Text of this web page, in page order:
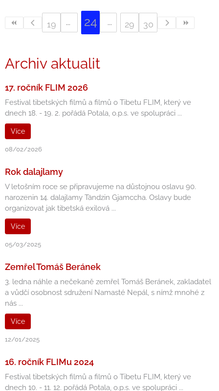
19 24 29 30
Archiv aktualit
17. ročník FLIM 2026
Festival tibetských filmů a filmů o Tibetu FLIM, který ve
dnech 18. - 19. 2. pořádá Potala, o.p.s. ve spolupráci ...
Více
08/02/2026
Rok dalajlamy
V letošním roce se připravujeme na důstojnou oslavu 90.
narozenin 14. dalajlamy Tändzin Gjamccha. Oslavy bude
organizovat jak tibetská exilová ...
Více
05/03/2025
Zemřel Tomáš Beránek
3. ledna náhle a nečekaně zemřel Tomáš Beránek, zakladatel
a vůdčí osobnost sdružení Namasté Nepál, s nímž mnohé z
nás ...
Více
12/01/2025
16. ročník FLIMu 2024
Festival tibetských filmů a filmů o Tibetu FLIM, který ve
dnech 10. - 11. 12. pořádá Potala, o.p.s. ve spolupráci ...